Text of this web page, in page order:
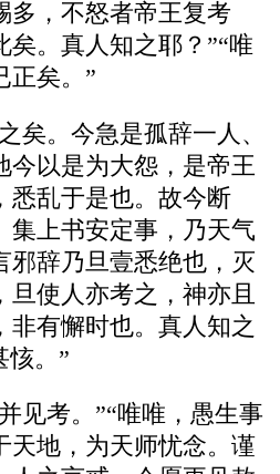
多，不怒者帝王复考
矣。真人知之耶？”“唯
正矣。”
矣。今急是孤辞一人、
今以是为大怨，是帝王
悉乱于是也。故今断
集上书安定事，乃天气
邪辞乃旦壹悉绝也，灭
旦使人亦考之，神亦且
非有懈时也。真人知之
㤥。”
见考。”“唯唯，愚生事
天地，为天师忧念。谨